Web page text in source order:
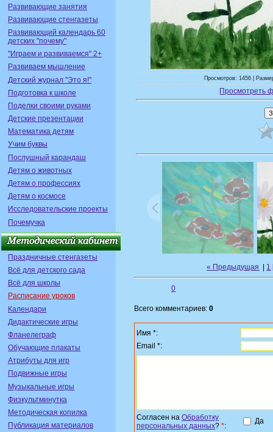
Развивающие занятия
Развивающие стенгазеты
Развивающий календарь 60
детских "почему"
"Играем и развиваемся" 2+
Развиваем мышление
Детский журнал "Это я!"
Подготовка к школе
Поделки своими руками
Детские презентации
Математика детям
Учим буквы
Послушный карандаш
Детям о животных
Детям о профессиях
Детям о космосе
Исследовательские проекты
Почемучка
Праздничные стенгазеты
Всё для детского сада
Всё для школы
Расписание уроков
Календари
Дидактические игры
Фланелеграф
Обучающие плакаты
Атрибуты для игр
Подвижные игры
Музыкальные игры
Физкультминутка
Методическая копилка
Публикация материалов
Просмотров: 1456 |
Просмотреть
« Предыдущая 1
0
Всего комментариев: 0
Имя *:
Email *:
Согласен на Обработку
персональных данных? *:
Да